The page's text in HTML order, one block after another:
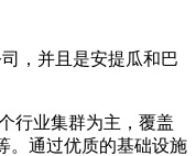
，并且是安提瓜和巴
行业集群为主，覆盖
。通过优质的基础设施